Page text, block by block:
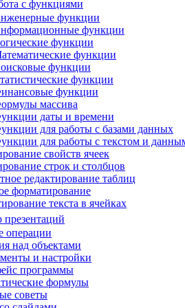
с функциями
функции
функции
функции
функции
функции
функции
функции
массива
даты и времени
для работы с базами данных
для работы с текстом и
свойств ячеек
строк и столбцов
редактирование таблиц
форматирование
текста в ячейках
презентаций
операции
над объектами
и настройки
программы
формулы
советы